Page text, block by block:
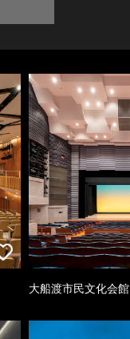
大船渡市民文化会館